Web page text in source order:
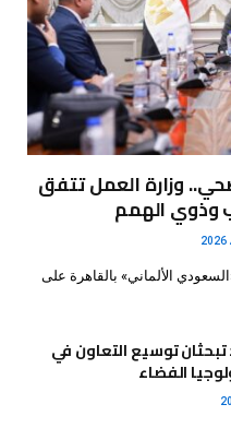
وزارة العمل تتفق
وذوي الهمم
الألماني» بالقاهرة على
توسيع التعاون في
الفضاء